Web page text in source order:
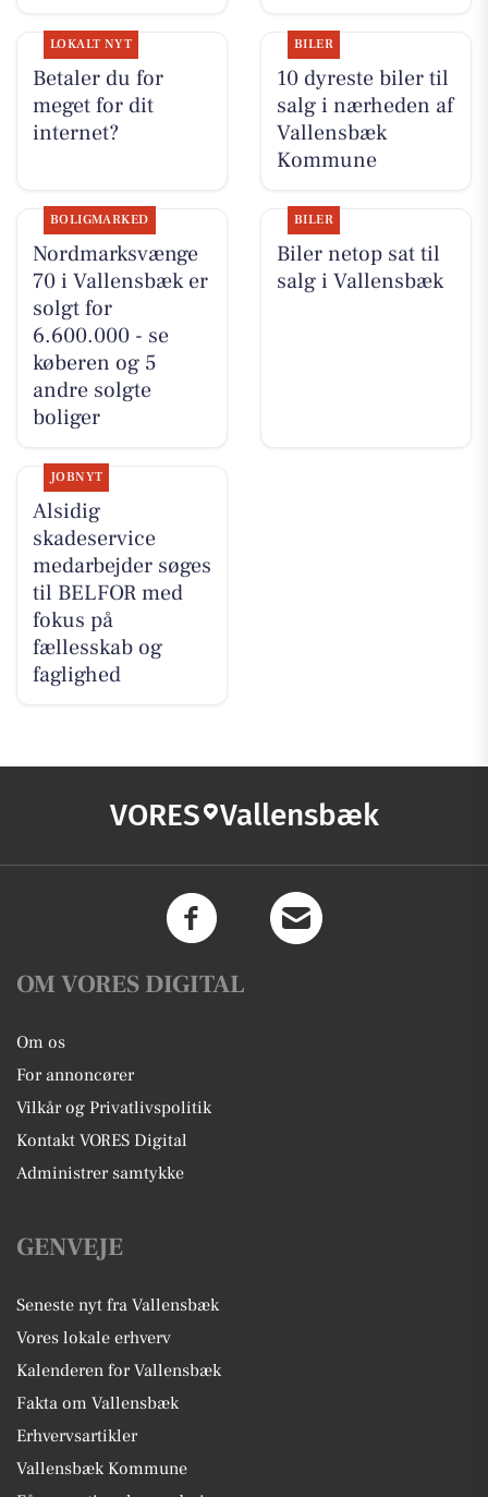
LOKALT NYT
Betaler du for
meget for dit
internet?
BILER
10 dyreste biler til
salg i nærheden af
Vallensbæk
Kommune
BOLIGMARKED
Nordmarksvænge
70 i Vallensbæk er
solgt for
6.600.000 - se
køberen og 5
andre solgte
boliger
BILER
Biler netop sat til
salg i Vallensbæk
JOBNYT
Alsidig
skadeservice
medarbejder søges
til BELFOR med
fokus på
fællesskab og
faglighed
VORES Vallensbæk
OM VORES DIGITAL
Om os
For annoncører
Vilkår og Privatlivspolitik
Kontakt VORES Digital
Administrer samtykke
GENVEJE
Seneste nyt fra Vallensbæk
Vores lokale erhverv
Kalenderen for Vallensbæk
Fakta om Vallensbæk
Erhvervsartikler
Vallensbæk Kommune